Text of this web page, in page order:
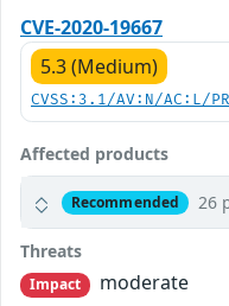
CVE-2020-19667
5.3 (Medium)
CVSS:3.1/AV:N/AC:L/
Affected products
Recommended 26
Threats
Impact
moderate